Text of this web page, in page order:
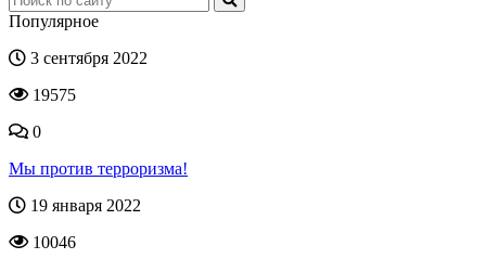
Популярное
3 сентября 2022
19575
0
Мы против терроризма!
19 января 2022
10046